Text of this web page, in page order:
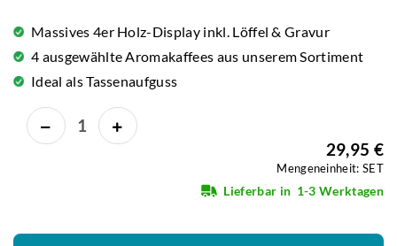
Massives 4er Holz-Display inkl. Löffel & Gravur
4 ausgewählte Aromakaffees aus unserem Sortiment
Ideal als Tassenaufguss
29,95 €
Mengeneinheit: SET
Lieferbar in 1-3 Werktagen